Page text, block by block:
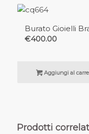
Burato Gioielli
€400.00
Aggiungi al
Prodotti